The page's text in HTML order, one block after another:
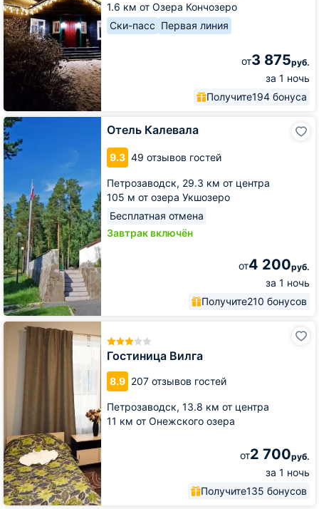
1.6 км от Озера Кончозеро
Ски-пасс Первая линия
от3 875руб.
за 1 ночь
Получите194 бонуса
Отель Калевала
9.3 49 отзывов гостей
Петрозаводск, 29.3 км от центра
105 м от озера Укшозеро
Бесплатная отмена
Завтрак включён
от4 200руб.
за 1 ночь
Получите210 бонусов
Отель
Калевала
Гостиница Вилга
8.9 207 отзывов гостей
Петрозаводск, 13.8 км от центра
11 км от Онежского озера
от2 700руб.
за 1 ночь
Получите135 бонусов
Гостиница